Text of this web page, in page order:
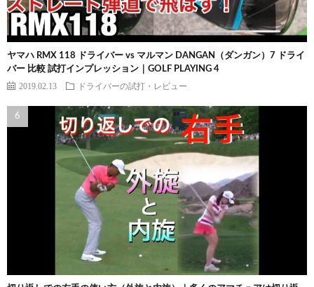
ヤマハ RMX 118 ドライバー vs マルマン DANGAN（ダンガン）7 ドライ
バー 比較 試打インプレッション｜GOLF PLAYING 4
2019.02.13 ドライバーの試打・レビュー